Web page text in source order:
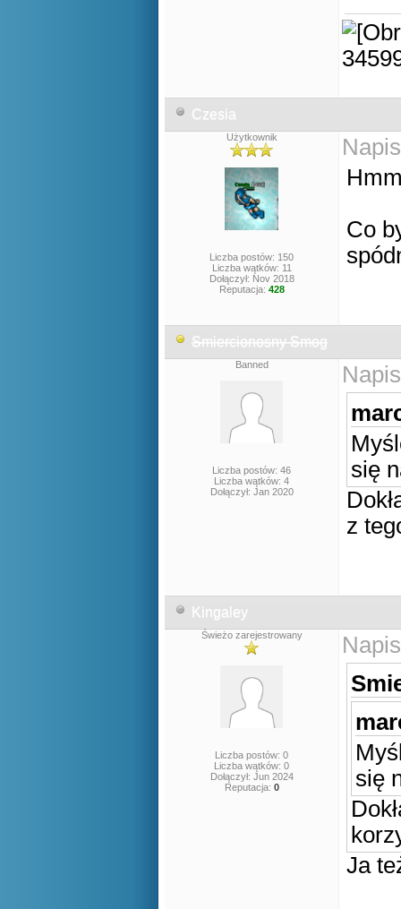
Czesia
Użytkownik
Liczba postów: 150
Liczba wątków: 11
Dołączył: Nov 2018
Reputacja: 428
Co
Smiercionosny Smog
Banned
Liczba postów: 46
Liczba wątków: 4
Dołączył: Jan 2020
się
z
Kingaley
Świeżo zarejestrowany
Liczba postów: 0
Liczba wątków: 0
Dołączył: Jun 2024
Reputacja: 0
się
Ja